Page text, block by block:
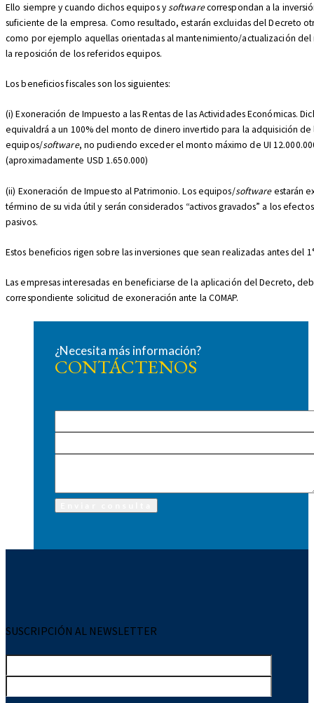
Ello siempre y cuando dichos equipos ysoftwarecorrespondan a la
suficiente de la empresa. Como resultado, estarán excluidas del Decreto
como por ejemplo aquellas orientadas al mantenimiento/actualización
la reposición de los referidos equipos.
Los beneficios fiscales son los siguientes:
(i) Exoneración de Impuesto a las Rentas de las Actividades Económicas.
equivaldrá a un 100% del monto de dinero invertido para la adquisición
equipos/software, no pudiendo exceder el monto máximo de UI
(aproximadamente USD 1.650.000)
(ii) Exoneración de Impuesto al Patrimonio. Los equipos/softwareestarán
término de su vida útil y serán considerados “activos gravados” a los
pasivos.
Estos beneficios rigen sobre las inversiones que sean realizadas antes del
Las empresas interesadas en beneficiarse de la aplicación del Decreto,
correspondiente solicitud de exoneración ante la COMAP.
¿Necesita más información?
CONTÁCTENOS
SUSCRIPCIÓN AL NEWSLETTER